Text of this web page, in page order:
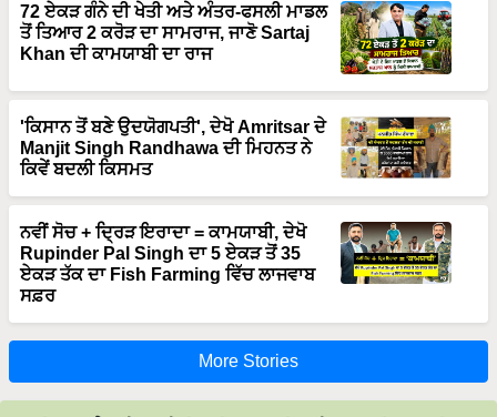
72 ਏਕੜ ਗੰਨੇ ਦੀ ਖੇਤੀ ਅਤੇ ਅੰਤਰ-ਫਸਲੀ ਮਾਡਲ
ਤੋਂ ਤਿਆਰ 2 ਕਰੋੜ ਦਾ ਸਾਮਰਾਜ, ਜਾਣੋ Sartaj
Khan ਦੀ ਕਾਮਯਾਬੀ ਦਾ ਰਾਜ
'ਕਿਸਾਨ ਤੋਂ ਬਣੇ ਉਦਯੋਗਪਤੀ', ਦੇਖੋ Amritsar ਦੇ
Manjit Singh Randhawa ਦੀ ਮਿਹਨਤ ਨੇ
ਕਿਵੇਂ ਬਦਲੀ ਕਿਸਮਤ
ਨਵੀਂ ਸੋਚ + ਦ੍ਰਿੜ ਇਰਾਦਾ = ਕਾਮਯਾਬੀ, ਦੇਖੋ
Rupinder Pal Singh ਦਾ 5 ਏਕੜ ਤੋਂ 35
ਏਕੜ ਤੱਕ ਦਾ Fish Farming ਵਿੱਚ ਲਾਜਵਾਬ
ਸਫ਼ਰ
More Stories